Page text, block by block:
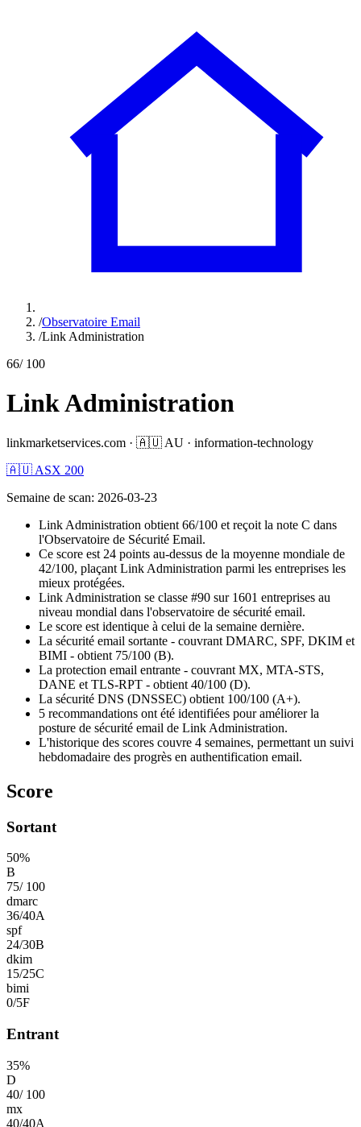
/Observatoire Email
/Link Administration
66/ 100
Link Administration
linkmarketservices.com · 🇦🇺 AU · information-technology
🇦🇺 ASX 200
Semaine de scan: 2026-03-23
Link Administration obtient 66/100 et reçoit la note C dans
l'Observatoire de Sécurité Email.
Ce score est 24 points au-dessus de la moyenne mondiale de
42/100, plaçant Link Administration parmi les entreprises les
mieux protégées.
Link Administration se classe #90 sur 1601 entreprises au
niveau mondial dans l'observatoire de sécurité email.
Le score est identique à celui de la semaine dernière.
La sécurité email sortante - couvrant DMARC, SPF, DKIM et
BIMI - obtient 75/100 (B).
La protection email entrante - couvrant MX, MTA-STS,
DANE et TLS-RPT - obtient 40/100 (D).
La sécurité DNS (DNSSEC) obtient 100/100 (A+).
5 recommandations ont été identifiées pour améliorer la
posture de sécurité email de Link Administration.
L'historique des scores couvre 4 semaines, permettant un suivi
hebdomadaire des progrès en authentification email.
Score
Sortant
50%
B
75/ 100
dmarc
36/40A
spf
24/30B
dkim
15/25C
bimi
0/5F
Entrant
35%
D
40/ 100
mx
40/40A